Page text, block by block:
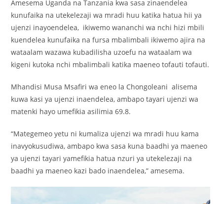
Amesema Uganda na Tanzania kwa sasa zinaendelea
kunufaika na utekelezaji wa mradi huu katika hatua hii ya
ujenzi inayoendelea, ikiwemo wananchi wa nchi hizi mbili
kuendelea kunufaika na fursa mbalimbali ikiwemo ajira na
wataalam wazawa kubadilisha uzoefu na wataalam wa
kigeni kutoka nchi mbalimbali katika maeneo tofauti tofauti.
Mhandisi Musa Msafiri wa eneo la Chongoleani alisema
kuwa kasi ya ujenzi inaendelea, ambapo tayari ujenzi wa
matenki hayo umefikia asilimia 69.8.
“Mategemeo yetu ni kumaliza ujenzi wa mradi huu kama
inavyokusudiwa, ambapo kwa sasa kuna baadhi ya maeneo
ya ujenzi tayari yamefikia hatua nzuri ya utekelezaji na
baadhi ya maeneo kazi bado inaendelea,” amesema.